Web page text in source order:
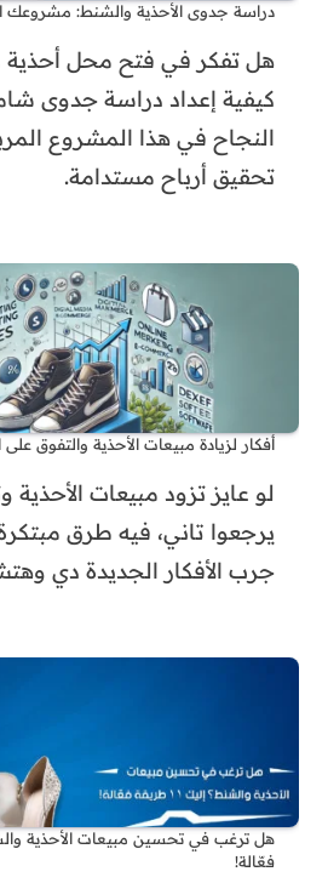
دراسة جدوى الأحذية والشنط: مشروعك
هل تفكر في فتح محل
كيفية إعداد دراسة جدوى
النجاح في هذا المشروع
تحقيق أرباح مستدامة.
أفكار لزيادة مبيعات الأحذية والتفوق
لو عايز تزود مبيعات الأحذية
يرجعوا تاني، فيه طرق
جرب الأفكار الجديدة دي
فعّالة!